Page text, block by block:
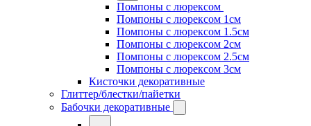
Помпоны с люрексом
Помпоны с люрексом 1см
Помпоны с люрексом 1.5см
Помпоны с люрексом 2см
Помпоны с люрексом 2.5см
Помпоны с люрексом 3см
Кисточки декоративные
Глиттер/блестки/пайетки
Бабочки декоративные